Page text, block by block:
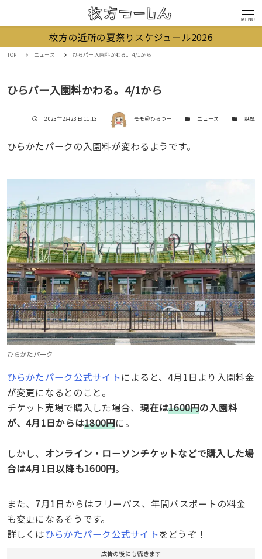
MENU
枚方の近所の夏祭りスケジュール2026
TOP ニュース ひらパー入園料かわる。4/1から
ひらパー入園料かわる。4/1から
投稿日
2023年2月23日 11:13 著者 モモ＠ひらつー カテゴリー
ニュース カテゴリー
話題
ひらかたパークの入園料が変わるようです。
ひらかたパーク
ひらかたパーク公式サイト によると、4月1日より入園料金
が変更になるとのこと。
チケット売場で購入した場合、現在は1600円の入園料
が、4月1日からは1800円に。
しかし、 オンライン・ローソンチケットなどで購入した場
合は4月1日以降も1600円。
また、7月1日からはフリーパス、年間パスポートの料金
も変更になるそうです。
詳しくはひらかたパーク公式サイト をどうぞ！
広告の後にも続きます